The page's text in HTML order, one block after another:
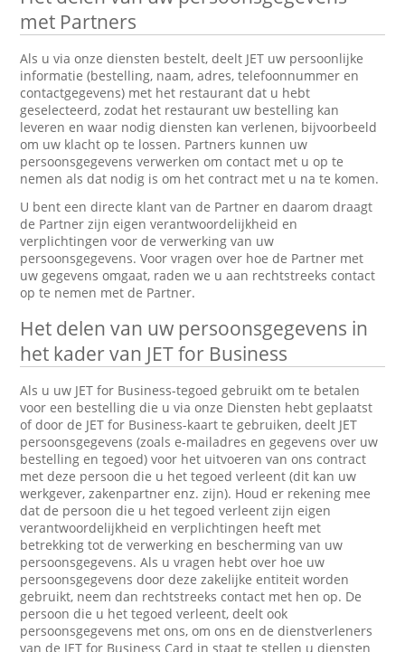
met Partners
Als u via onze diensten bestelt, deelt JET uw persoonlijke
informatie (bestelling, naam, adres, telefoonnummer en
contactgegevens) met het restaurant dat u hebt
geselecteerd, zodat het restaurant uw bestelling kan
leveren en waar nodig diensten kan verlenen, bijvoorbeeld
om uw klacht op te lossen. Partners kunnen uw
persoonsgegevens verwerken om contact met u op te
nemen als dat nodig is om het contract met u na te komen.
U bent een directe klant van de Partner en daarom draagt
de Partner zijn eigen verantwoordelijkheid en
verplichtingen voor de verwerking van uw
persoonsgegevens. Voor vragen over hoe de Partner met
uw gegevens omgaat, raden we u aan rechtstreeks contact
op te nemen met de Partner.
Het delen van uw persoonsgegevens in
het kader van JET for Business
Als u uw JET for Business-tegoed gebruikt om te betalen
voor een bestelling die u via onze Diensten hebt geplaatst
of door de JET for Business-kaart te gebruiken, deelt JET
persoonsgegevens (zoals e-mailadres en gegevens over uw
bestelling en tegoed) voor het uitvoeren van ons contract
met deze persoon die u het tegoed verleent (dit kan uw
werkgever, zakenpartner enz. zijn). Houd er rekening mee
dat de persoon die u het tegoed verleent zijn eigen
verantwoordelijkheid en verplichtingen heeft met
betrekking tot de verwerking en bescherming van uw
persoonsgegevens. Als u vragen hebt over hoe uw
persoonsgegevens door deze zakelijke entiteit worden
gebruikt, neem dan rechtstreeks contact met hen op. De
persoon die u het tegoed verleent, deelt ook
persoonsgegevens met ons, om ons en de dienstverleners
van de JET for Business Card in staat te stellen u diensten